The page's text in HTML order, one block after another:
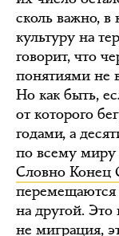
сколь важно,
культуру на
говорит, что
понятиями не
Но как быть,
от которого
годами, а
по всему миру
Словно Конец
перемещаются
на другой.
не миграция,